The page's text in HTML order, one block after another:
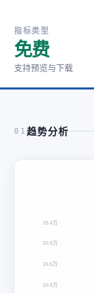
指标类型
免费
支持预览与下载
01 趋势分析
25.4万
20.5万
15.5万
10.5万